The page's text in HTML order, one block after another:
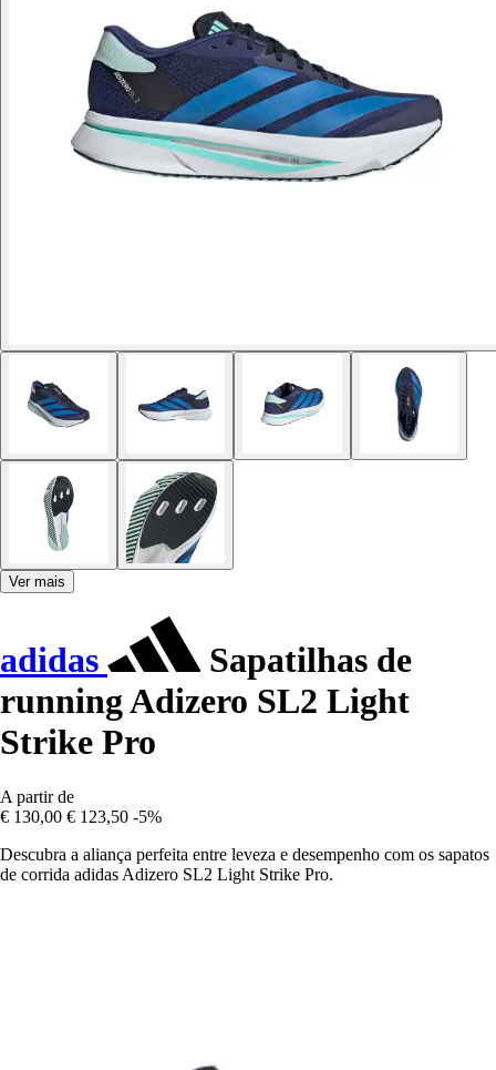
Ver mais
adidas
Sapatilhas de
running Adizero SL2 Light
Strike Pro
A partir de
€ 130,00 € 123,50 -5%
Descubra a aliança perfeita entre leveza e desempenho com os sapatos
de corrida adidas Adizero SL2 Light Strike Pro.